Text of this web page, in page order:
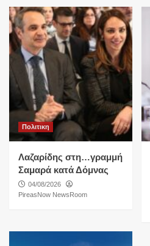
Πολιτικη
Λαζαρίδης στη…γραμμή
Σαμαρά κατά Δόμνας
04/08/2026
PireasNow NewsRoom